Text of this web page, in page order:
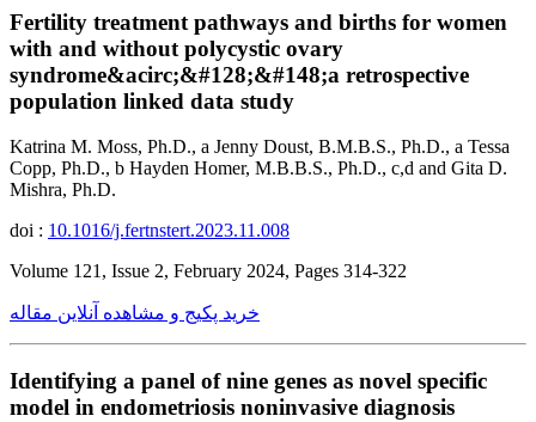
Fertility treatment pathways and births for women
with and without polycystic ovary
syndrome&acirc;&#128;&#148;a retrospective
population linked data study
Katrina M. Moss, Ph.D., a Jenny Doust, B.M.B.S., Ph.D., a Tessa
Copp, Ph.D., b Hayden Homer, M.B.B.S., Ph.D., c,d and Gita D.
Mishra, Ph.D.
doi : 10.1016/j.fertnstert.2023.11.008
Volume 121, Issue 2, February 2024, Pages 314-322
خرید پکیج و مشاهده آنلاین مقاله
Identifying a panel of nine genes as novel specific
model in endometriosis noninvasive diagnosis